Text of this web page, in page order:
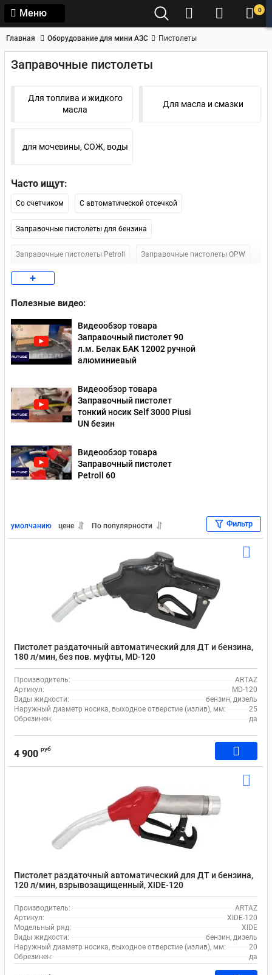
Меню 0
Главная Оборудование для мини АЗС Пистолеты
Заправочные пистолеты
Для топлива и жидкого
масла
Для масла и смазки
для мочевины, СОЖ, воды
Часто ищут:
Со счетчиком С автоматической отсечкой
Заправочные пистолеты для бензина
Заправочные пистолеты Petroll Заправочные пистолеты OPW
Заправочные пистолеты Piusi
Заправочные пистолеты БелАвтоКомплект (Белак)
Заправочные пистолеты ZVA
+
Полезные видео:
Видеообзор товара
Заправочный пистолет 90
л.м. Белак БАК 12002 ручной
алюминиевый
Видеообзор товара
Заправочный пистолет
тонкий носик Self 3000 Piusi
UN безин
Видеообзор товара
Заправочный пистолет
Petroll 60
умолчанию цене По популярности Фильтр
Пистолет раздаточный автоматический для ДТ и бензина,
180 л/мин, без пов. муфты, MD-120
Производитель:
ARTAZ
Артикул:
MD-120
Виды жидкости:
бензин, дизель
Наружный диаметр носика, выходное отверстие (излив), мм:
25
Обрезинен:
да
4 900 руб
Пистолет раздаточный автоматический для ДТ и бензина,
120 л/мин, взрывозащищенный, XIDE-120
Производитель:
ARTAZ
Артикул:
XIDE-120
Модельный ряд:
XIDE
Виды жидкости:
бензин, дизель
Наружный диаметр носика, выходное отверстие (излив), мм:
20
Обрезинен:
да